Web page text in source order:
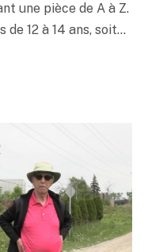
une pièce de A à Z.
de 12 à 14 ans, soit…